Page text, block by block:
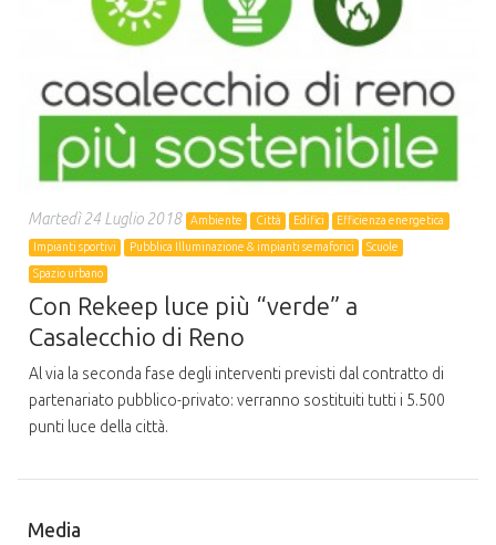
Media
Martedì 24 Luglio 2018 Ambiente Città Edifici
Efficienza energetica
Impianti sportivi
Pubblica Illuminazione & impianti semaforici
Scuole
Spazio urbano
Con Rekeep luce più “verde” a
Casalecchio di Reno
Al via la seconda fase degli interventi previsti dal contratto di
partenariato pubblico-privato: verranno sostituiti tutti i 5.500
punti luce della città.